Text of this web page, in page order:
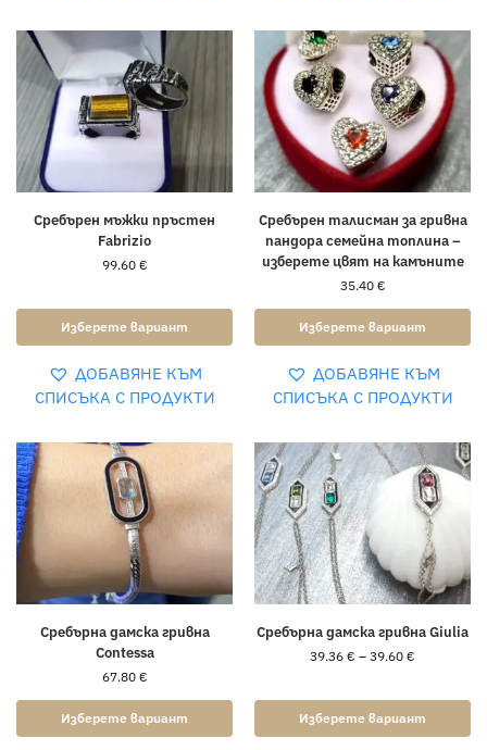
Сребърен мъжки пръстен
Fabrizio
99.60 €
Изберете вариант
ДОБАВЯНЕ КЪМ
СПИСЪКА С ПРОДУКТИ
Сребърен талисман за гривна
пандора семейна топлина –
изберете цвят на камъните
35.40 €
Изберете вариант
ДОБАВЯНЕ КЪМ
СПИСЪКА С ПРОДУКТИ
Сребърна дамска гривна
Contessa
67.80 €
Изберете вариант
Сребърна дамска гривна Giulia
39.36 € – 39.60 €
Изберете вариант